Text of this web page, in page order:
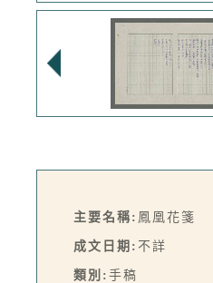
主要名稱: 鳳凰花箋
成文日期: 不詳
類別: 手稿